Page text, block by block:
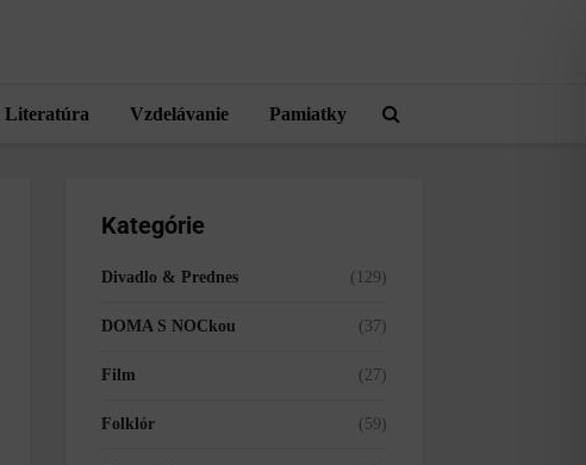
Literatúra Vzdelávanie Pamiatky
Kategórie
Divadlo & Prednes (129)
DOMA S NOCkou (37)
Film (27)
Folklór (59)